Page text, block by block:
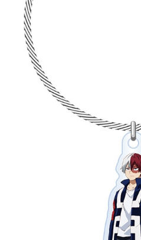
名探偵コナン
アニメ『僕のヒーローアカデ
ハイキュー!!ジャージ＆ユニ
『無職転生Ⅲ ～異世界行っ
『ふつつかな悪女ではござ